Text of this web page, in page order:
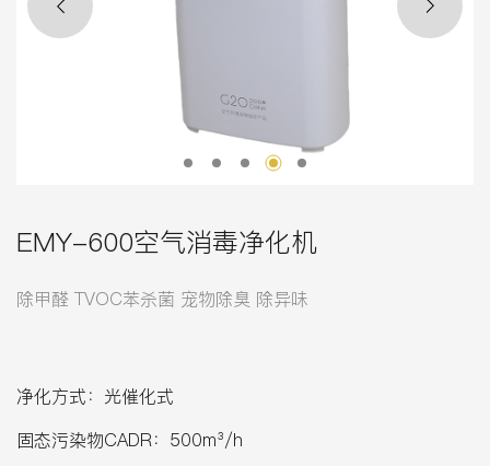
EMY-600空气消毒净化机
除甲醛 TVOC苯杀菌 宠物除臭 除异味
净化方式：光催化式
固态污染物CADR：500m³/h